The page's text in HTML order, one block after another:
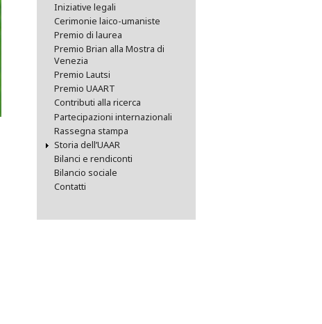
Iniziative legali
Cerimonie laico-umaniste
Premio di laurea
Premio Brian alla Mostra di
Venezia
Premio Lautsi
Premio UAART
Contributi alla ricerca
Partecipazioni internazionali
Rassegna stampa
Storia dell’UAAR
Bilanci e rendiconti
Bilancio sociale
Contatti